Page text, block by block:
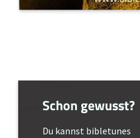
Schon gewusst?
Du kannst bibletunes